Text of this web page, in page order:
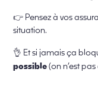
👉 Pensez à vos
situation.
👌 Et si jamais ça
possible(on n’est